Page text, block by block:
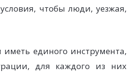
чтобы люди, уезжая,
единого инструмента,
для каждого из них